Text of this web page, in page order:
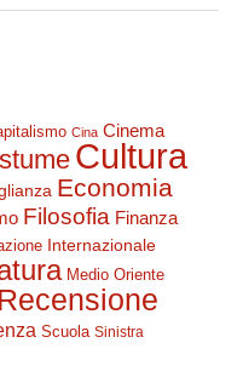
Cina Cinema
Cultura
Economia
Filosofia Finanza
Internazionale
Medio Oriente
Recensione
Scuola Sinistra